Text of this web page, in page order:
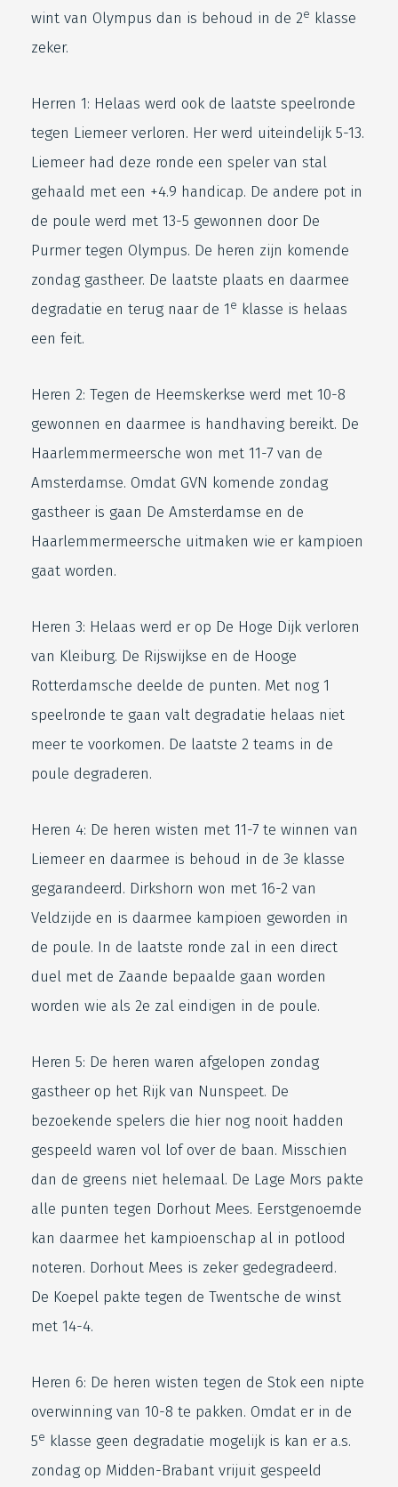
wint van Olympus dan is behoud in de 2e klasse
zeker.
Herren 1: Helaas werd ook de laatste speelronde
tegen Liemeer verloren. Her werd uiteindelijk 5-13.
Liemeer had deze ronde een speler van stal
gehaald met een +4.9 handicap. De andere pot in
de poule werd met 13-5 gewonnen door De
Purmer tegen Olympus. De heren zijn komende
zondag gastheer. De laatste plaats en daarmee
degradatie en terug naar de 1 e klasse is helaas
een feit.
Heren 2: Tegen de Heemskerkse werd met 10-8
gewonnen en daarmee is handhaving bereikt. De
Haarlemmermeersche won met 11-7 van de
Amsterdamse. Omdat GVN komende zondag
gastheer is gaan De Amsterdamse en de
Haarlemmermeersche uitmaken wie er kampioen
gaat worden.
Heren 3: Helaas werd er op De Hoge Dijk verloren
van Kleiburg. De Rijswijkse en de Hooge
Rotterdamsche deelde de punten. Met nog 1
speelronde te gaan valt degradatie helaas niet
meer te voorkomen. De laatste 2 teams in de
poule degraderen.
Heren 4: De heren wisten met 11-7 te winnen van
Liemeer en daarmee is behoud in de 3e klasse
gegarandeerd. Dirkshorn won met 16-2 van
Veldzijde en is daarmee kampioen geworden in
de poule. In de laatste ronde zal in een direct
duel met de Zaande bepaalde gaan worden
worden wie als 2e zal eindigen in de poule.
Heren 5: De heren waren afgelopen zondag
gastheer op het Rijk van Nunspeet. De
bezoekende spelers die hier nog nooit hadden
gespeeld waren vol lof over de baan. Misschien
dan de greens niet helemaal. De Lage Mors pakte
alle punten tegen Dorhout Mees. Eerstgenoemde
kan daarmee het kampioenschap al in potlood
noteren. Dorhout Mees is zeker gedegradeerd.
De Koepel pakte tegen de Twentsche de winst
met 14-4.
Heren 6: De heren wisten tegen de Stok een nipte
overwinning van 10-8 te pakken. Omdat er in de
5e klasse geen degradatie mogelijk is kan er a.s.
zondag op Midden-Brabant vrijuit gespeeld